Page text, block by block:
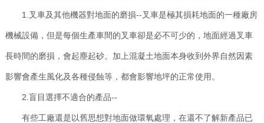
1.叉車及其他機器對地面的磨損--叉車是極其損耗地面的一種廠房
機械設備，但是每個生產車間的叉車卻是必不可少的，地面經過叉車
長時間的磨損，會起塵起砂。加上混凝土地面本身收到外界自然因素
影響會產生風化及各種侵蝕等，都會影響地坪的正常使用。
2.盲目選擇不適合的產品--
有些工廠還是以舊思想對地面做環氧處理，在還不了解新產品已